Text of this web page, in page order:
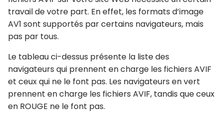
travail de votre part. En effet, les formats d’image
AV1 sont supportés par certains navigateurs, mais
pas par tous.
Le tableau ci-dessus présente la liste des
navigateurs qui prennent en charge les fichiers AVIF
et ceux qui ne le font pas. Les navigateurs en vert
prennent en charge les fichiers AVIF, tandis que ceux
en ROUGE ne le font pas.